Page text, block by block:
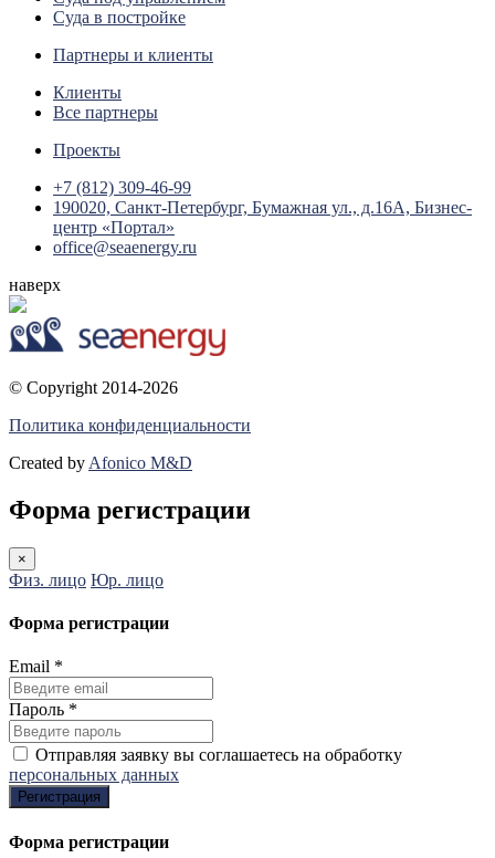
Суда в постройке
Партнеры и клиенты
Клиенты
Все партнеры
Проекты
+7 (812) 309-46-99
190020, Санкт-Петербург, Бумажная ул., д.16А, Бизнес-
центр «Портал»
office@seaenergy.ru
наверх
© Copyright 2014-2026
Политика конфиденциальности
Created by Afonico M&D
Форма регистрации
×
Физ. лицо Юр. лицо
Форма регистрации
Email *
Пароль *
Отправляя заявку вы соглашаетесь на обработку
персональных данных
Регистрация
Форма регистрации